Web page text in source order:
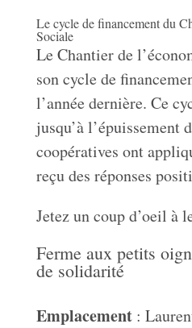
Le cycle de financement du
Sociale
Le Chantier de
son cycle de
l’année dernière. Ce
jusqu’à l’épuissement
coopératives ont
reçu des réponses
Jetez un coup d’oeil à
Ferme aux petits
de solidarité
Emplacement :